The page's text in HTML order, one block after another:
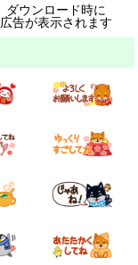
ダウンロード時に
広告が表示されます